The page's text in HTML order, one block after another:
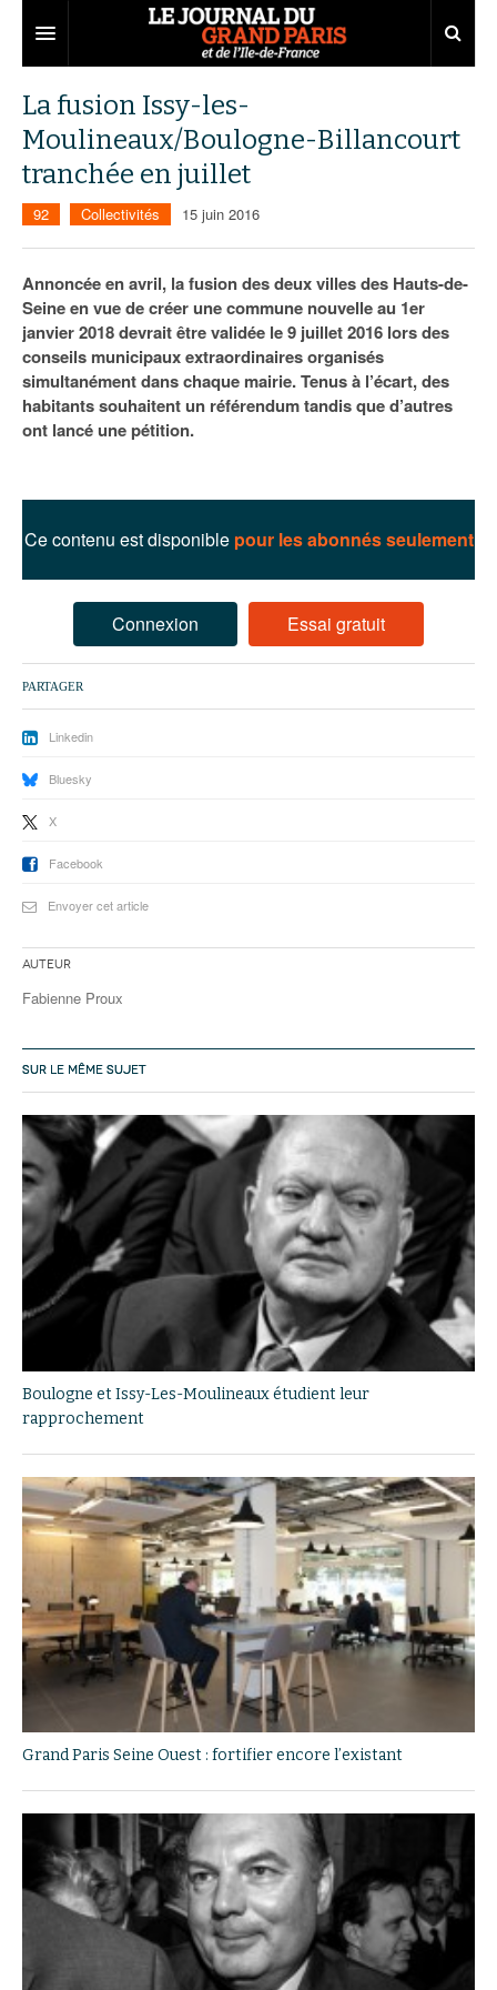
Territoires
Aménagement
Collectivités
Services urbains
Entreprises
Développement économique
Attractivité
Innovation
Transport
Départements
77
78
91
93
94
Nominations
Portraits
Agenda
Les Assises du Grand Paris
Éditions précédentes
Le podcast
Ecouter les épisodes
La fusion Issy-les-
Moulineaux/Boulogne-Billancourt
tranchée en juillet
92 Collectivités 15 juin 2016
Annoncée en avril, la fusion des deux villes des Hauts-de-
Seine en vue de créer une commune nouvelle au 1er
janvier 2018 devrait être validée le 9 juillet 2016 lors des
conseils municipaux extraordinaires organisés
simultanément dans chaque mairie. Tenus à l’écart, des
habitants souhaitent un référendum tandis que d’autres
ont lancé une pétition.
Ce contenu est disponible pour les abonnés seulement
Connexion Essai gratuit
PARTAGER
Linkedin
Bluesky
X
Facebook
Envoyer cet article
Auteur
Fabienne Proux
SUR LE MÊME SUJET
Boulogne et Issy-Les-Moulineaux étudient leur
rapprochement
Grand Paris Seine Ouest : fortifier encore l’existant